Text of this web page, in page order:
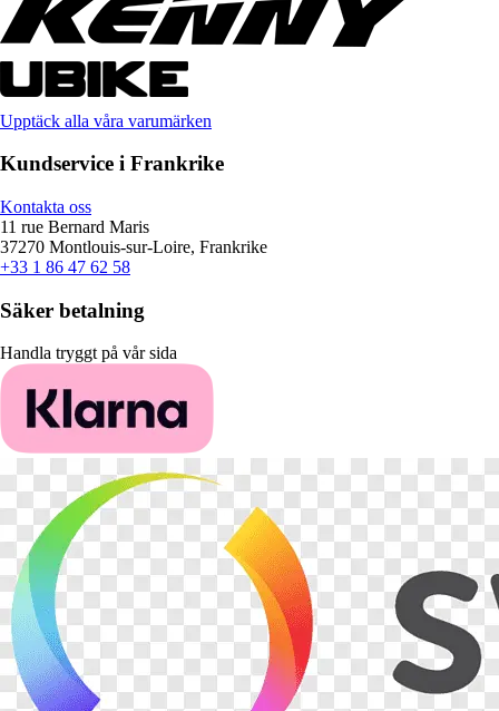
Upptäck alla våra varumärken
Kundservice i Frankrike
Kontakta oss
11 rue Bernard Maris
37270 Montlouis-sur-Loire, Frankrike
+33 1 86 47 62 58
Säker betalning
Handla tryggt på vår sida